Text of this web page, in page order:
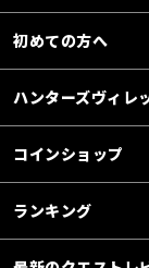
初めての方へ
ハンターズヴィレ
コインショップ
ランキング